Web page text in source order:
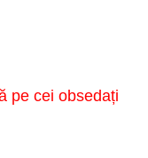
pe cei obsedați